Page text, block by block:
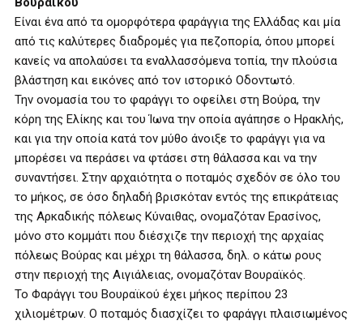
Είναι ένα από τα ομορφότερα φαράγγια της Ελλάδας και μία
από τις καλύτερες διαδρομές για πεζοπορία, όπου μπορεί
κανείς να απολαύσει τα εναλλασσόμενα τοπία, την πλούσια
βλάστηση και εικόνες από τον ιστορικό Οδοντωτό.
Την ονομασία του το φαράγγι το οφείλει στη Βούρα, την
κόρη της Ελίκης και του Ίωνα την οποία αγάπησε ο Ηρακλής,
και για την οποία κατά τον μύθο άνοιξε το φαράγγι για να
μπορέσει να περάσει να φτάσει στη θάλασσα και να την
συναντήσει. Στην αρχαιότητα ο ποταμός σχεδόν σε όλο του
το μήκος, σε όσο δηλαδή βρισκόταν εντός της επικράτειας
της Αρκαδικής πόλεως Κύναιθας, ονομαζόταν Ερασίνος,
μόνο στο κομμάτι που διέσχιζε την περιοχή της αρχαίας
πόλεως Βούρας και μέχρι τη θάλασσα, δηλ. ο κάτω ρους
στην περιοχή της Αιγιάλειας, ονομαζόταν Βουραϊκός.
Το Φαράγγι του Βουραϊκού έχει μήκος περίπου 23
χιλιομέτρων. Ο ποταμός διασχίζει το φαράγγι πλαισιωμένος